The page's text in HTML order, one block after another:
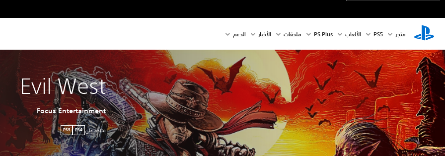
متجر PS5‏ الألعاب PS Plus ملحقات الأخبار الدعم
Evil West
Focus Entertainment
متاحة على PS4
PS5